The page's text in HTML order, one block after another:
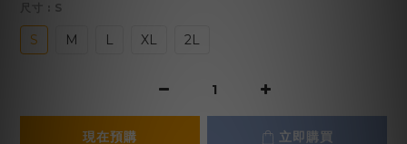
: S
S M L XL 2L
現在預購 立即購買